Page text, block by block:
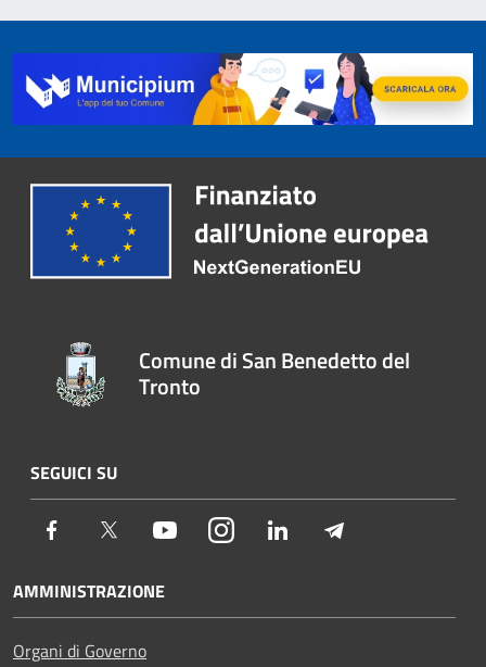
Comune di San Benedetto del
Tronto
SEGUICI SU
Facebook Twitter YoutubeInstagramLinkedIn
AMMINISTRAZIONE
Organi di Governo